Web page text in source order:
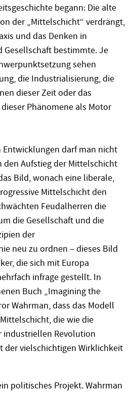
begann: Die alte
der „Mittelschicht“ verdrängt,
und das Denken in
Gesellschaft bestimmte. Je
sehen
die Industrialisierung, die
dieser Zeit oder das
Phänomene als Motor
Entwicklungen darf man nicht
den Aufstieg der Mittelschicht
Bild, wonach eine liberale,
Mittelschicht den
Feudalherren die
die Gesellschaft und die
der
neu zu ordnen – dieses Bild
die sich mit Europa
infrage gestellt. In
Buch „Imagining the
Wahrman, dass das Modell
die wie die
industriellen Revolution
der vielschichtigen Wirklichkeit
politisches Projekt. Wahrman